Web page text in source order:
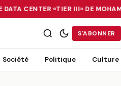
DATA CENTER «TIER III» DE
«TIER III» DE MOHAMMADIA, UN
S'ABONNER
Société Politique Culture